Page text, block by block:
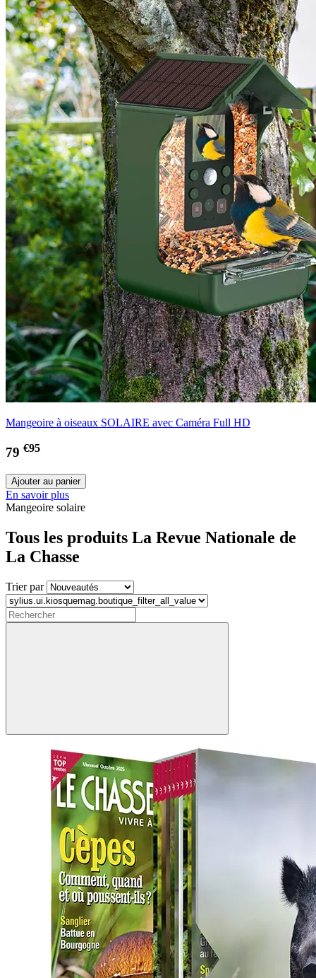
Mangeoire à oiseaux SOLAIRE avec Caméra Full HD
79 €95
En savoir plus
Mangeoire solaire
Tous les produits La Revue Nationale de
La Chasse
Trier par